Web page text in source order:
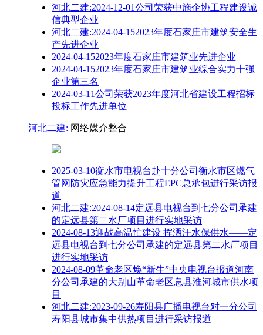
河北二建:2024-12-01公司荣获中施企协工程建设诚
信典型企业
河北二建:2024-04-152023年度石家庄市建筑安全生
产先进企业
2024-04-152023年度石家庄市建筑业先进企业
2024-04-152023年度石家庄市建筑业综合实力十强
企业第三名
2024-03-11公司荣获2023年度河北省建设工程招标
投标工作先进单位
河北二建: 网络媒介整合
2025-03-10衡水市电视台赴十分公司衡水市区燃气
管网防灾应急能力提升工程EPC总承包进行采访报
道
河北二建:2024-08-14定远县电视台到七分公司承建
的定远县第二水厂项目进行实地采访
2024-08-13迎战高温忙建设 挥洒汗水保供水——定
远县电视台到七分公司承建的定远县第二水厂项目
进行实地采访
2024-08-09革命老区焕“新生”中央电视台报道河南
分公司承建的大别山革命老区息县淮河城市供水项
目
河北二建:2023-09-26寿阳县广播电视台对一分公司
寿阳县城市集中供热项目进行采访报道